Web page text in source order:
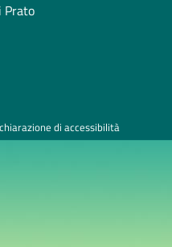
Prato
di accessibilità